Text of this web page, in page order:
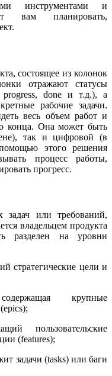
инструментами и
вам планировать,
состоящее из колонок
отражают статусы
done и т.д.), а
рабочие задачи.
весь объем работ и
конца. Она может быть
так и цифровой (в
этого решения
процесс работы,
прогресс.
или требований,
владельцем продукта
разделен на уровни
стратегические цели и
крупные
пользовательские
(features);
задачи (tasks) или баги